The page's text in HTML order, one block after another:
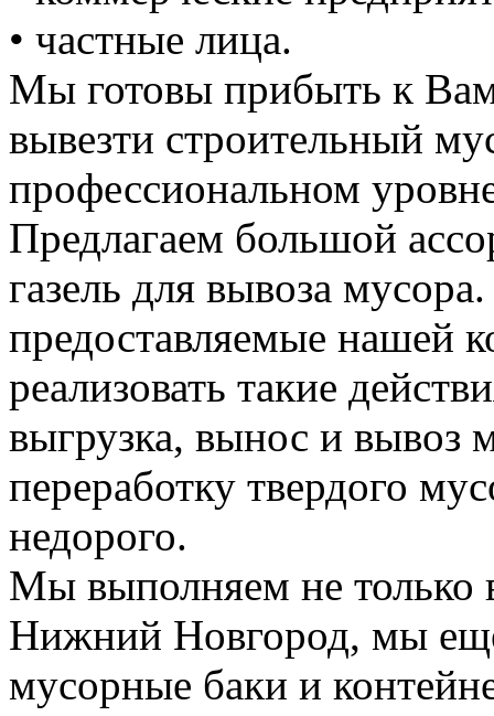
• частные лица.
Мы готовы прибыть к
вывезти строительный
профессиональном
Предлагаем большой
газель для вывоза
предоставляемые нашей
реализовать такие
выгрузка, вынос и вывоз
переработку твердого
недорого.
Мы выполняем не только
Нижний Новгород, мы
мусорные баки и